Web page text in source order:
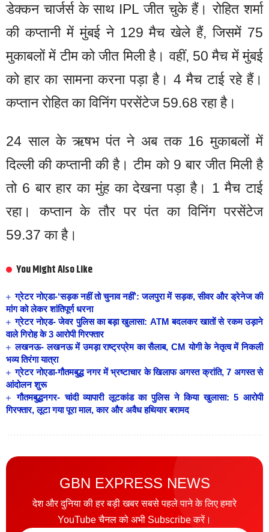
डेक्कन चार्जर्स के साथ IPL जीत चुके हैं। रोहित शर्मा
की कप्तानी में मुंबई ने 129 मैच खेले हैं, जिसमें 75
मुकाबलों में टीम को जीत मिली है। वहीं, 50 मैच में मुंबई
को हार का सामना करना पड़ा है। 4 मैच टाई रहे हैं।
कप्तान रोहित का विनिंग परसेंटेज 59.68 रहा है।
24 साल के ऋषभ पंत ने अब तक 16 मुकाबलों में
दिल्ली की कप्तानी की है। टीम को 9 बार जीत मिली है
तो 6 बार हार का मुंह का देखना पड़ा है। 1 मैच टाई
रहा। कप्तान के तौर पर पंत का विनिंग परसेंटेज
59.37 का है।
You Might Also Like
ग्रेटर नोएडा-‘सड़क नहीं तो चुनाव नहीं’: जलपुरा में सड़क, सीवर और ड्रेनेज की
मांग को लेकर शांतिपूर्ण धरना
ग्रेटर नोएड- जेवर पुलिस का बड़ा खुलासा: ATM बदलकर खातों से रकम उड़ाने
वाले गिरोह के 3 आरोपी गिरफ्तार
लखनऊ- लखनऊ में उमड़ा राष्ट्रप्रेम का सैलाब, CM योगी के नेतृत्व में निकली
भव्य तिरंगा यात्रा
ग्रेटर नोएडा-गौतमबुद्ध नगर में भ्रष्टाचार के खिलाफ अगस्त क्रांति, 7 अगस्त से
आंदोलन शुरू
गौतमबुद्धनगर- चांदी व्यापारी लूटकांड का पुलिस ने किया खुलासा: 5 आरोपी
गिरफ्तार, लूटा गया पूरा माल, कार और अवैध हथियार बरामद
GBN EXPRESS NEWS
देश और दुनिया की हर बड़ी खबर सबसे पहले पाने के लिए हमारे
YouTube चैनल को अभी Subscribe करें।